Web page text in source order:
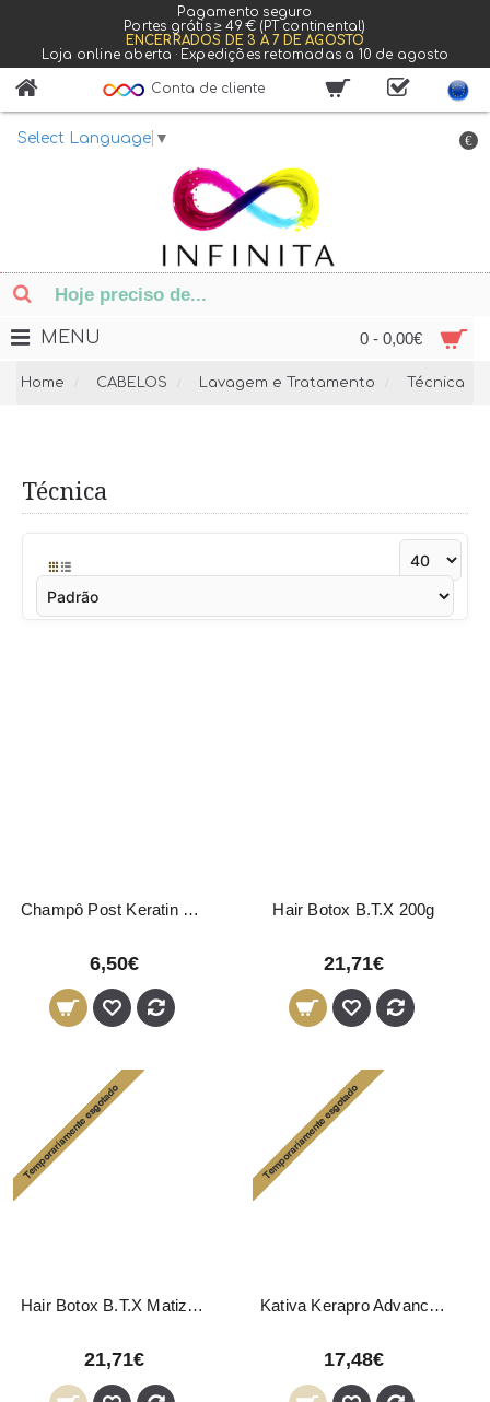
Pagamento seguro
Portes grátis ≥ 49 € (PT continental)
ENCERRADOS DE 3 A 7 DE AGOSTO
Loja online aberta · Expedições retomadas a 10 de agosto
Select Language ▼
Conta de cliente
€
0 - 0,00€
MENU
Home CABELOS Lavagem e Tratamento Técnica
Técnica
Champô Post Keratin Liss Nirvel 250ml
6,50€
Hair Botox B.T.X 200g
21,71€
Hair Botox B.T.X Matizadora 200g
21,71€
Kativa Kerapro Advanced Kit Alisamento
17,48€